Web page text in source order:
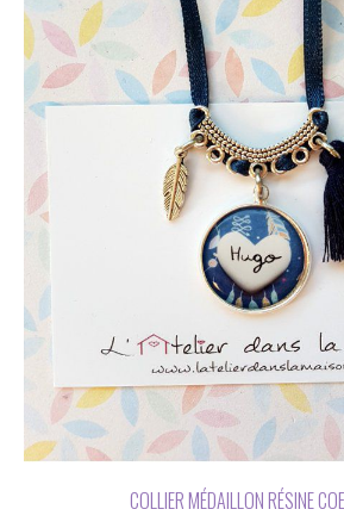
COLLIER MÉDAILLON RÉSINE